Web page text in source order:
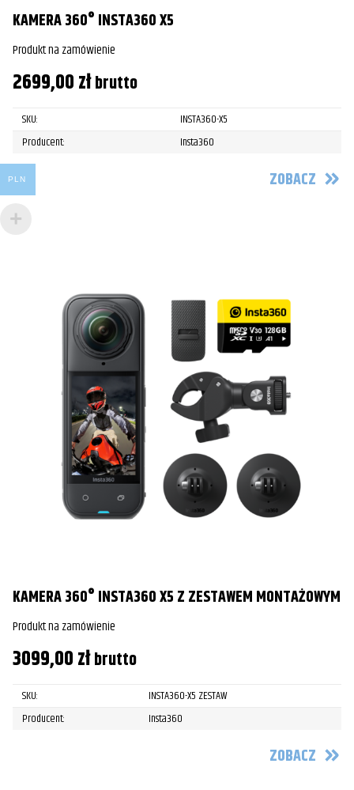
KAMERA 360° INSTA360 X5
Produkt na zamówienie
2699,00złbrutto
SKU:
INSTA360-X5
Producent:
Insta360
ZOBACZ
KAMERA 360° INSTA360 X5 Z ZESTAWEM MONTAŻOWYM
Produkt na zamówienie
3099,00złbrutto
SKU:
INSTA360-X5 ZESTAW
Producent:
Insta360
ZOBACZ
PLN